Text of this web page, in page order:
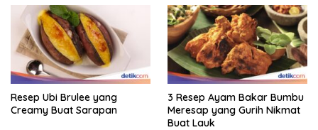
Resep Ubi Brulee yang
Creamy Buat Sarapan
3 Resep Ayam Bakar Bumbu
Meresap yang Gurih Nikmat
Buat Lauk